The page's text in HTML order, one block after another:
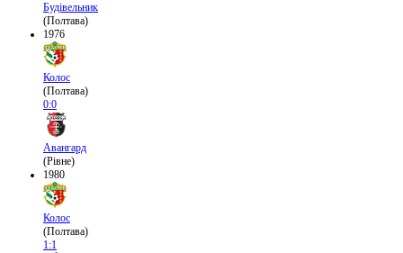
Будівельник
(Полтава)
1976
Колос
(Полтава)
0:0
Авангард
(Рівне)
1980
Колос
(Полтава)
1:1